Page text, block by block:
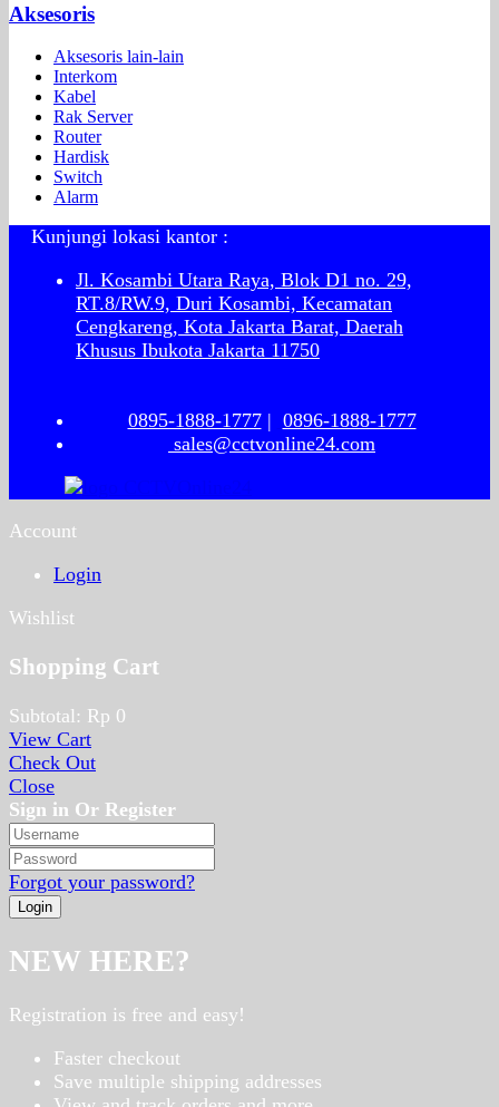
Aksesoris
Aksesoris lain-lain
Interkom
Kabel
Rak Server
Router
Hardisk
Switch
Alarm
Kunjungi lokasi kantor :
Jl. Kosambi Utara Raya, Blok D1 no. 29,
RT.8/RW.9, Duri Kosambi, Kecamatan
Cengkareng, Kota Jakarta Barat, Daerah
Khusus Ibukota Jakarta 11750
0895-1888-1777| 0896-1888-1777
sales@cctvonline24.com
Account
Login
Wishlist
Shopping Cart
Subtotal: Rp 0
View Cart
Check Out
Close
Sign in Or Register
Forgot your password?
NEW HERE?
Registration is free and easy!
Faster checkout
Save multiple shipping addresses